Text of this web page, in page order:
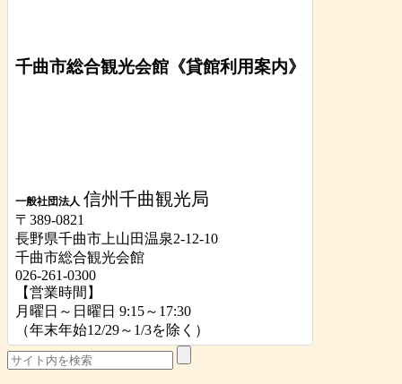
千曲市総合観光会館《貸館利用案内》
一般社団法人 信州千曲観光局
〒389-0821
長野県千曲市上山田温泉2-12-10
千曲市総合観光会館
026-261-0300
【営業時間】
月曜日～日曜日 9:15～17:30
（年末年始12/29～1/3を除く）